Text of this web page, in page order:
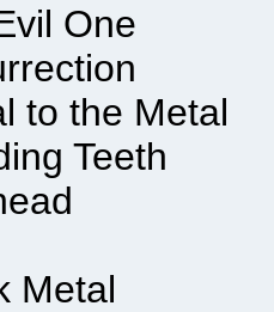
One
the Metal
Teeth